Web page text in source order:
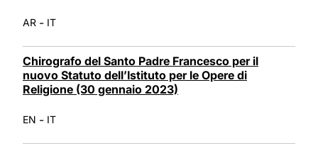
AR - IT
Chirografo del Santo Padre Francesco per il
nuovo Statuto dell’Istituto per le Opere di
Religione (30 gennaio 2023)
EN - IT